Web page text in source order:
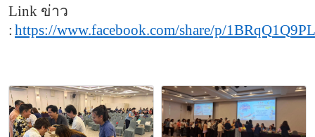
Link ข่าว
: https://www.facebook.com/share/p/1BRqQ1Q9